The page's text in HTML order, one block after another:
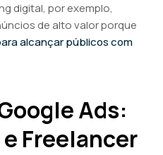
digital, por exemplo,
de alto valor porque
alcançar públicos com
Ads:
Freelancer